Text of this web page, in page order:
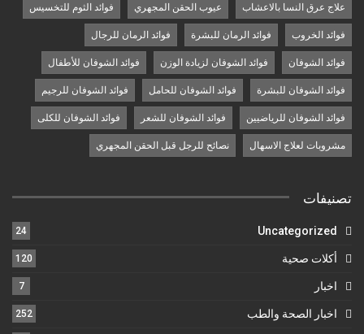
علاج عرق النسا بالاعشاب عيوب الحقن المجهري فوائد الثوم للتخسيس
فوائد الخروب فوائد الرمان للبشرة فوائد الرمان للرجال
فوائد الشوفان فوائد الشوفان لزيادة الوزن فوائد الشوفان للأطفال
فوائد الشوفان للبشرة فوائد الشوفان للحامل فوائد الشوفان للرجيم
فوائد الشوفان للرياضيين فوائد الشوفان للشعر فوائد الشوفان للكلى
مشروبات لعلاج الاسهال نصائح للرجل قبل الحقن المجهري
تصنيفات
Uncategorized
24
أكلات صحية 120
اخبار 7
اخبار الصحة والطب 252